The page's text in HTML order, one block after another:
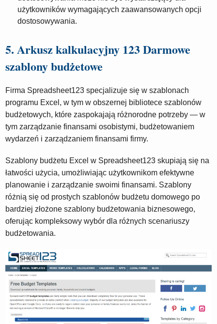
użytkowników wymagających zaawansowanych opcji
dostosowywania.
5. Arkusz kalkulacyjny 123 Darmowe
szablony budżetowe
Firma Spreadsheet123 specjalizuje się w szablonach
programu Excel, w tym w obszernej bibliotece szablonów
budżetowych, które zaspokajają różnorodne potrzeby — w
tym zarządzanie finansami osobistymi, budżetowaniem
wydarzeń i zarządzaniem finansami firmy.
Szablony budżetu Excel w Spreadsheet123 skupiają się na
łatwości użycia, umożliwiając użytkownikom efektywne
planowanie i zarządzanie swoimi finansami. Szablony
różnią się od prostych szablonów budżetu domowego po
bardziej złożone szablony budżetowania biznesowego,
oferując kompleksowy wybór dla różnych scenariuszy
budżetowania.